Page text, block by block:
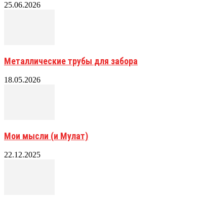
25.06.2026
Металлические трубы для забора
18.05.2026
Мои мысли (и Мулат)
22.12.2025